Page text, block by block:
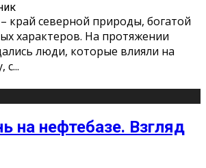
край северной природы, богатой
характеров. На протяжении
люди, которые влияли на
с...
на нефтебазе. Взгляд